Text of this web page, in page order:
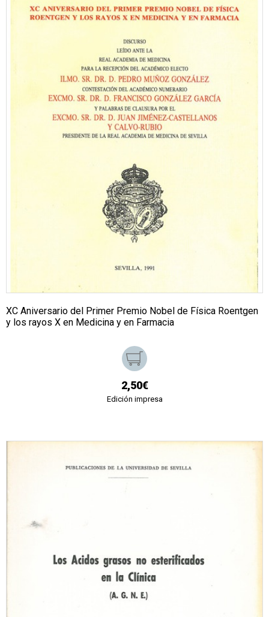
XC Aniversario del Primer Premio Nobel de Física Roentgen
y los rayos X en Medicina y en Farmacia
2,50€
Edición impresa